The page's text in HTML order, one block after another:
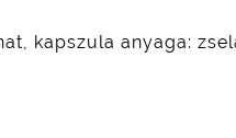
kapszula anyaga: